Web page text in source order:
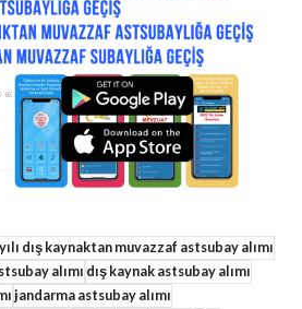
dış kaynaktan muvazzaf astsubay alımı
alımı dış kaynak astsubay alımı
jandarma astsubay alımı